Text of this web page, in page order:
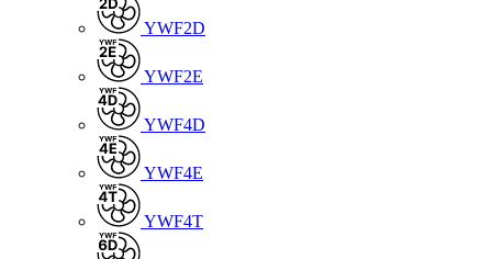
YWF2D
YWF2E
YWF4D
YWF4E
YWF4T